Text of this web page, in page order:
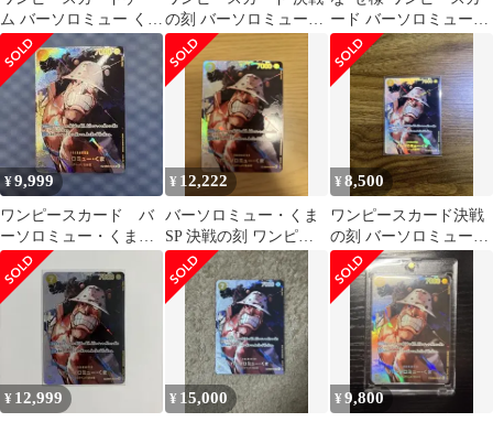
ム バーソロミュー くま
SP EB04-054 決戦の刻
の刻 バーソロミュー・
くま SP
ード バーソロミュー・
くま SP EB04-054
¥9,999
ワンピースカード バ
ーソロミュー・くま
SP
¥ 12,222
バーソロミュー・くま
SP 決戦の刻 ワンピー
スカードゲーム
¥8,500
ワンピースカード決戦
の刻 バーソロミュー・
くま SP
¥ 12,999 ¥ 15,000 ¥9,800